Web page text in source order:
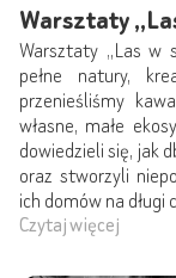
Warsztaty
Warsztaty „Las
pełne natury,
przenieśliśmy
własne, małe
dowiedzieli się, jak
oraz stworzyli
ich domów na długi
Czytaj więcej